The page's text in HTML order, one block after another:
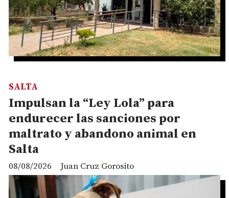
Impulsan la “Ley Lola” para
endurecer las sanciones por
maltrato y abandono animal en
Salta
Juan Cruz Gorosito
SALTA
08/08/2026